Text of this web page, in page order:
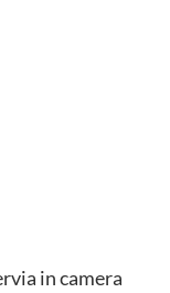
in camera